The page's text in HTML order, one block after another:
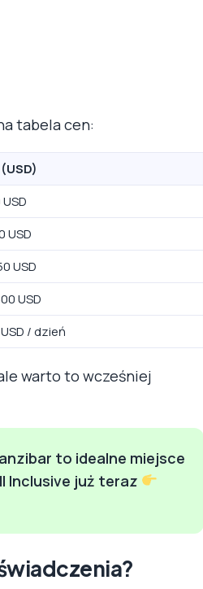
tabela cen:
USD
USD
USD
/ dzień
warto to wcześniej
to idealne miejsce
Inclusive już teraz